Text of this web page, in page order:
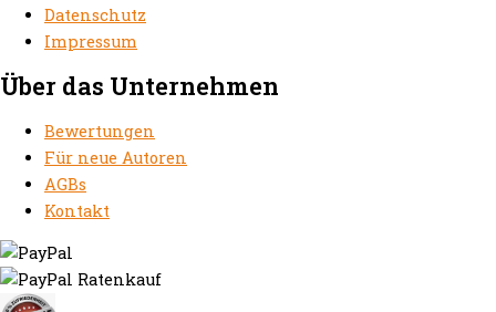
Datenschutz
Impressum
Über das Unternehmen
Bewertungen
Für neue Autoren
AGBs
Kontakt